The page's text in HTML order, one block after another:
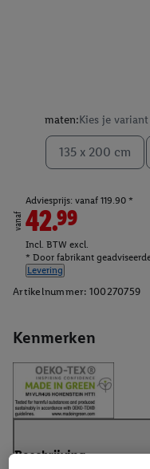
Kenmerken
maten:Kies je variant
135 x 200 cm
vanaf
Adviesprijs: vanaf 119.90 *
42.99
Incl. BTW excl.
* Door fabrikant
Levering
Artikelnummer: 100270759
Beschrijving